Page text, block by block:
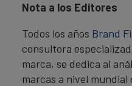
Nota a los Editores
Todos los años Brand
consultora
marca, se dedica al
marcas a nivel